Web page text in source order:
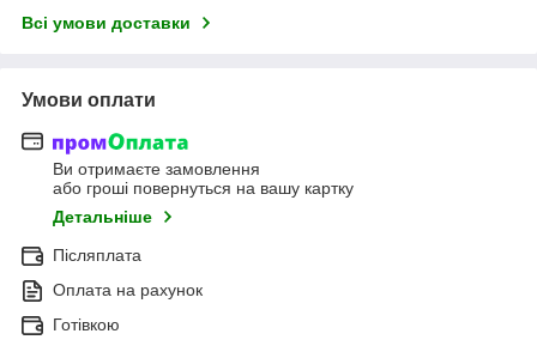
Всі умови доставки
Умови оплати
Ви отримаєте замовлення
або гроші повернуться на вашу картку
Детальніше
Післяплата
Оплата на рахунок
Готівкою